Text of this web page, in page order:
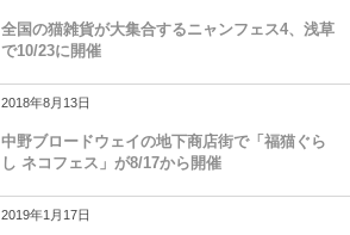
全国の猫雑貨が大集合するニャンフェス4、浅草
で10/23に開催
2018年8月13日
中野ブロードウェイの地下商店街で「福猫ぐら
し ネコフェス」が8/17から開催
2019年1月17日